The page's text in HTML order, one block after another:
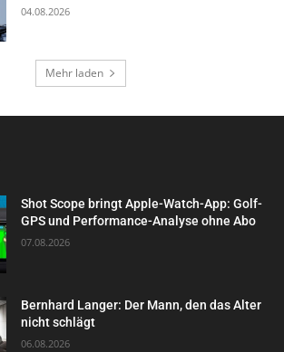
04.08.2026
Mehr laden
Shot Scope bringt Apple-Watch-App: Golf-
GPS und Performance-Analyse ohne Abo
07.08.2026
Bernhard Langer: Der Mann, den das Alter
nicht schlägt
06.08.2026